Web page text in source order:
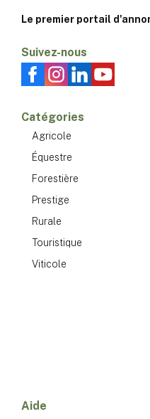
Le premier portail
Suivez-nous
Catégories
Agricole
Équestre
Forestière
Prestige
Rurale
Touristique
Viticole
Aide